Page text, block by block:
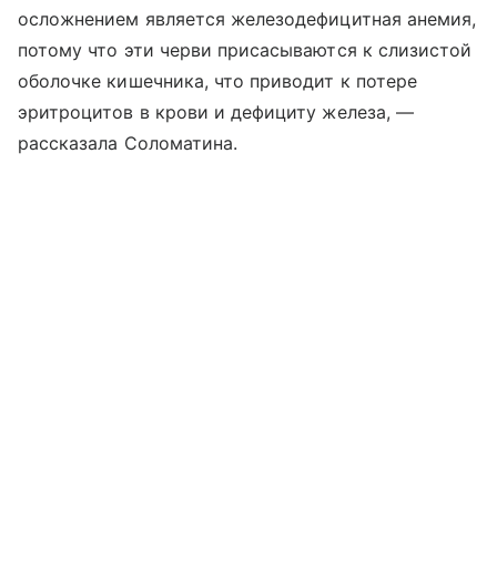
осложнением является железодефицитная анемия,
потому что эти черви присасываются к слизистой
оболочке кишечника, что приводит к потере
эритроцитов в крови и дефициту железа, —
рассказала Соломатина.